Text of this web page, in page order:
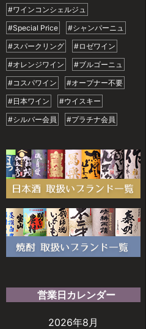
#ワインコンシェルジュ
#Special Price
#シャンパーニュ
#スパークリング
#ロゼワイン
#オレンジワイン
#ブルゴーニュ
#コスパワイン
#オープナー不要
#日本ワイン
#ウイスキー
#シルバー会員
#プラチナ会員
営業日カレンダー
2026年8月